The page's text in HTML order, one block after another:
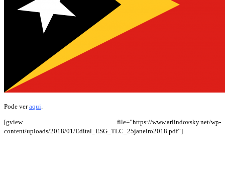
Pode veraqui
[gview file=”https://www.arlindovsky.net/wp-
content/uploads/2018/01/Edital_ESG_TLC_25janeiro2018.pdf”]